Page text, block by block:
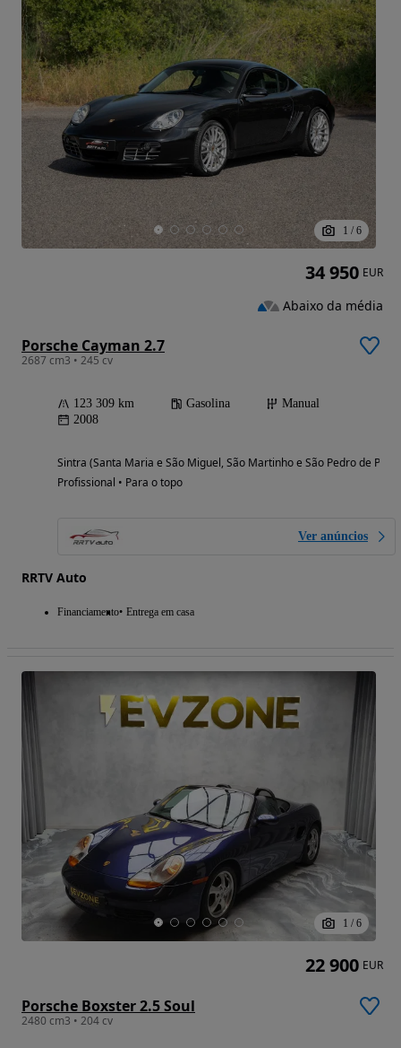
1 / 6
Porsche Cayman 2.7
2687 cm3 • 245 cv
123 309 km Gasolina
Manual
2008
Sintra (Santa Maria e São Miguel, São Martinho e São Pedro de
Profissional • Para o topo
Ver anúncios
RRTV Auto
Financiamento Entrega em casa
34 950 EUR
Abaixo da média
1 / 6
Porsche Boxster 2.5 Soul
2480 cm3 • 204 cv
22 900 EUR